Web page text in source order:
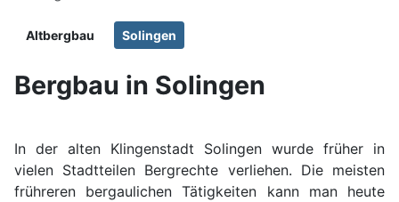
Altbergbau Solingen
Bergbau in Solingen
In der alten Klingenstadt Solingen wurde früher in
vielen Stadtteilen Bergrechte verliehen. Die meisten
frühreren bergaulichen Tätigkeiten kann man heute